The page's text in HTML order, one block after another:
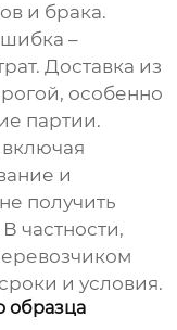
и брака.
–
Доставка из
особенно
партии.
и
получить
частности,
и условия.
образца